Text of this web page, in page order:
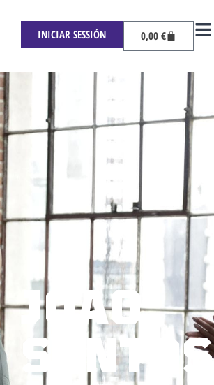
INICIAR SESSIÓN 0,00 €
JOAO
SANTOS